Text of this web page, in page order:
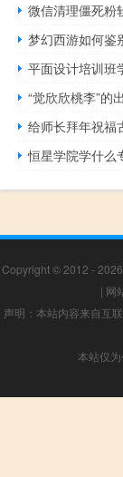
微信清理僵死粉
梦幻西游如何鉴
平面设计培训班
“觉欣欣桃李”的
给师长拜年祝福
恒星学院学什么
Copyright © 2012 - 2026
| 网
声明：本站内容来自互
本站仅